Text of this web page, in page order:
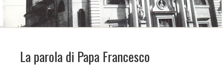
La parola di Papa Francesco